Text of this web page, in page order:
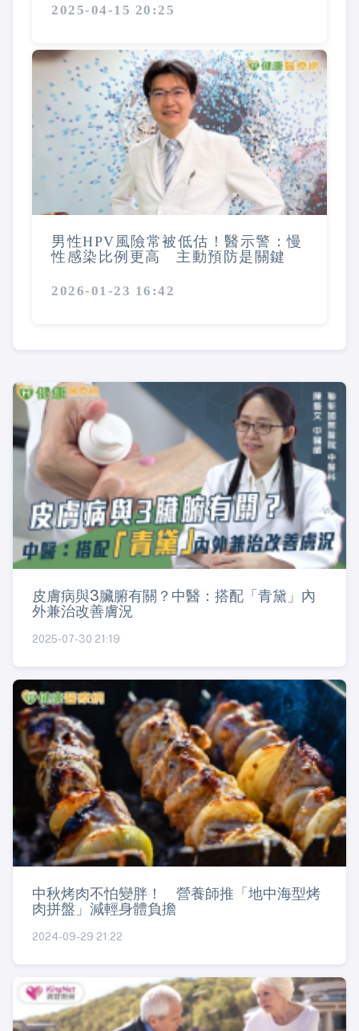
2025-04-15 20:25
男性HPV風險常被低估！醫示警：慢
性感染比例更高 主動預防是關鍵
2026-01-23 16:42
皮膚病與3臟腑有關？中醫：搭配「青黛」內
外兼治改善膚況
2025-07-30 21:19
中秋烤肉不怕變胖！ 營養師推「地中海型烤
肉拼盤」減輕身體負擔
2024-09-29 21:22